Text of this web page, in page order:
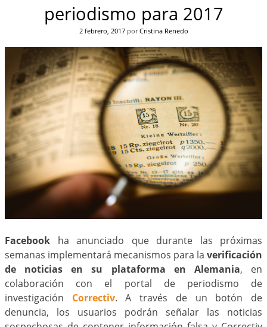
periodismo para 2017
2 febrero, 2017porCristina Renedo
Facebook ha anunciado que durante las próximas
semanas implementará mecanismos para la verificación
de noticias en su plataforma en Alemania, en
colaboración con el portal de periodismo de
investigación Correctiv. A través de un botón de
denuncia, los usuarios podrán señalar las noticias